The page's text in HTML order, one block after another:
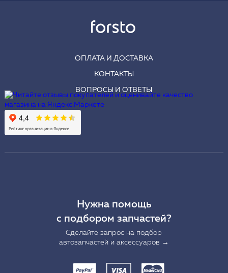
ОПЛАТА И ДОСТАВКА
КОНТАКТЫ
ВОПРОСЫ И ОТВЕТЫ
Нужна помощь
с подбором запчастей?
Сделайте запрос на подбор
автозапчастей и аксессуаров →